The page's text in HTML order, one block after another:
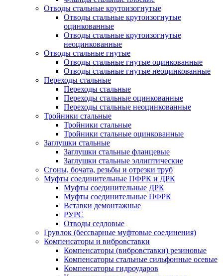
Отводы стальные крутоизогнутые
Отводы стальные крутоизогнутые
оцинкованные
Отводы стальные крутоизогнутые
неоцинкованные
Отводы стальные гнутые
Отводы стальные гнутые оцинкованные
Отводы стальные гнутые неоцинкованные
Переходы стальные
Переходы стальные
Переходы стальные оцинкованные
Переходы стальные неоцинкованные
Тройники стальные
Тройники стальные
Тройники стальные оцинкованные
Заглушки стальные
Заглушки стальные фланцевые
Заглушки стальные эллиптические
Сгоны, бочата, резьбы и отрезки труб
Муфты соединительные ПФРК и ДРК
Муфты соединительные ДРК
Муфты соединительные ПФРК
Вставки демонтажные
РУРС
Отводы седловые
Грувлок (бессварные муфтовые соединения)
Компенсаторы и вибровставки
Компенсаторы (вибровставки) резиновые
Компенсаторы стальные сильфонные осевые
Компенсаторы гидроударов